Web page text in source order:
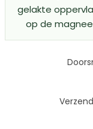
gelakte
op de